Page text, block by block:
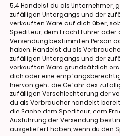
5.4 Handelst du als Unternehmer,
zufälligen Untergangs und der
verkauften Ware auf dich über,
Spediteur, dem Frachtführer oder
Versendung bestimmten Person
haben. Handelst du als
zufälligen Untergangs und der
verkauften Ware grundsätzlich
dich oder eine
hiervon geht die Gefahr des
zufälligen Verschlechterung der
du als Verbraucher handelst
die Sache dem Spediteur, dem
Ausführung der Versendung
ausgeliefert haben, wenn du den